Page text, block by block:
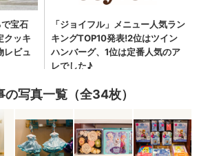
の写真一覧（全34枚）